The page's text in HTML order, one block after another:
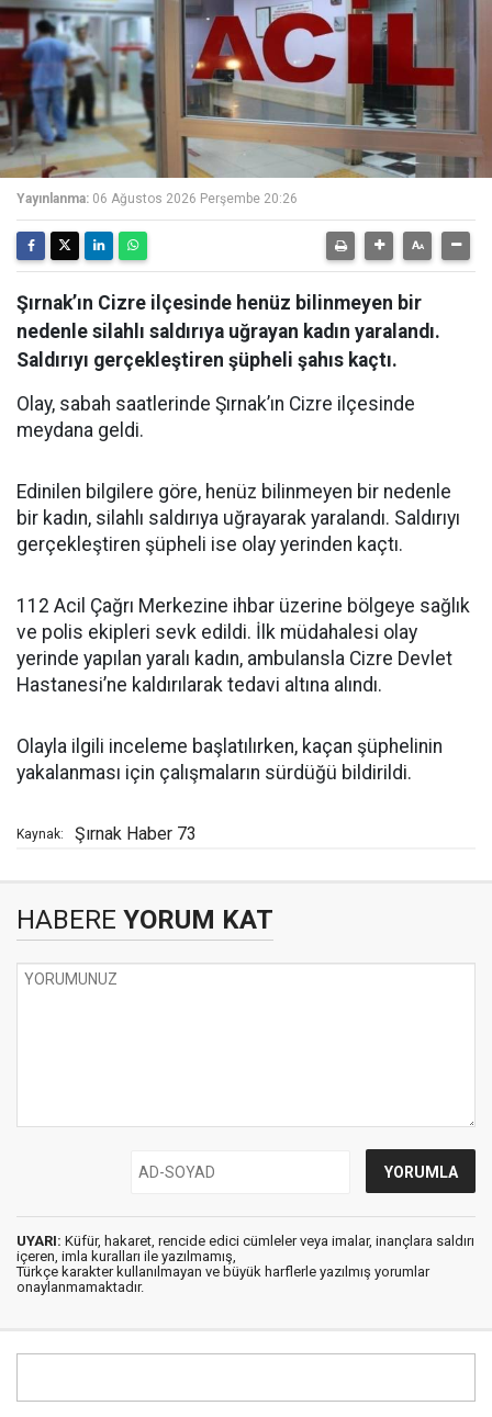
Yayınlanma: 06 Ağustos 2026 Perşembe 20:26
Şırnak’ın Cizre ilçesinde henüz bilinmeyen bir
nedenle silahlı saldırıya uğrayan kadın yaralandı.
Saldırıyı gerçekleştiren şüpheli şahıs kaçtı.
Olay, sabah saatlerinde Şırnak’ın Cizre ilçesinde
meydana geldi.
Edinilen bilgilere göre, henüz bilinmeyen bir nedenle
bir kadın, silahlı saldırıya uğrayarak yaralandı. Saldırıyı
gerçekleştiren şüpheli ise olay yerinden kaçtı.
112 Acil Çağrı Merkezine ihbar üzerine bölgeye sağlık
ve polis ekipleri sevk edildi. İlk müdahalesi olay
yerinde yapılan yaralı kadın, ambulansla Cizre Devlet
Hastanesi’ne kaldırılarak tedavi altına alındı.
Olayla ilgili inceleme başlatılırken, kaçan şüphelinin
yakalanması için çalışmaların sürdüğü bildirildi.
Kaynak: Şırnak Haber 73
HABERE YORUM KAT
UYARI: Küfür, hakaret, rencide edici cümleler veya imalar, inançlara saldırı
içeren, imla kuralları ile yazılmamış,
Türkçe karakter kullanılmayan ve büyük harflerle yazılmış yorumlar
onaylanmamaktadır.